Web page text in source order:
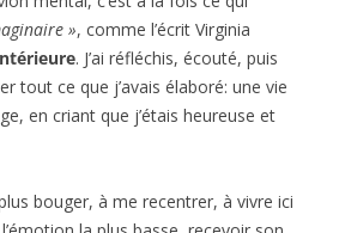
», comme l’écrit Virginia
. J’ai réfléchis, écouté, puis
tout ce que j’avais élaboré: une vie
en criant que j’étais heureuse et
bouger, à me recentrer, à vivre ici